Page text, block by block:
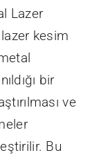
Lazer
kesim
bir
ve
Bu